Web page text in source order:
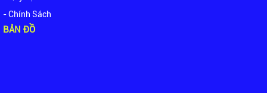
- Chính Sách
BẢN ĐỒ